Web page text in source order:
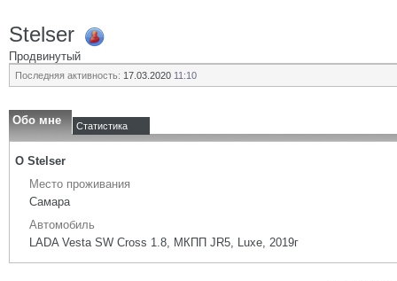
Stelser
Продвинутый
Последняя активность: 17.03.2020 11:10
Обо мне Статистика
О Stelser
Место проживания
Самара
Автомобиль
LADA Vesta SW Cross 1.8, МКПП JR5, Luxe, 2019г